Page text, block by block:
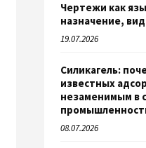
Чертежи как
назначение,
19.07.2026
Силикагель:
известных
незаменимым в
08.07.2026